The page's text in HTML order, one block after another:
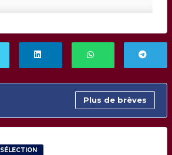
Plus de brèves
SÉLECTION